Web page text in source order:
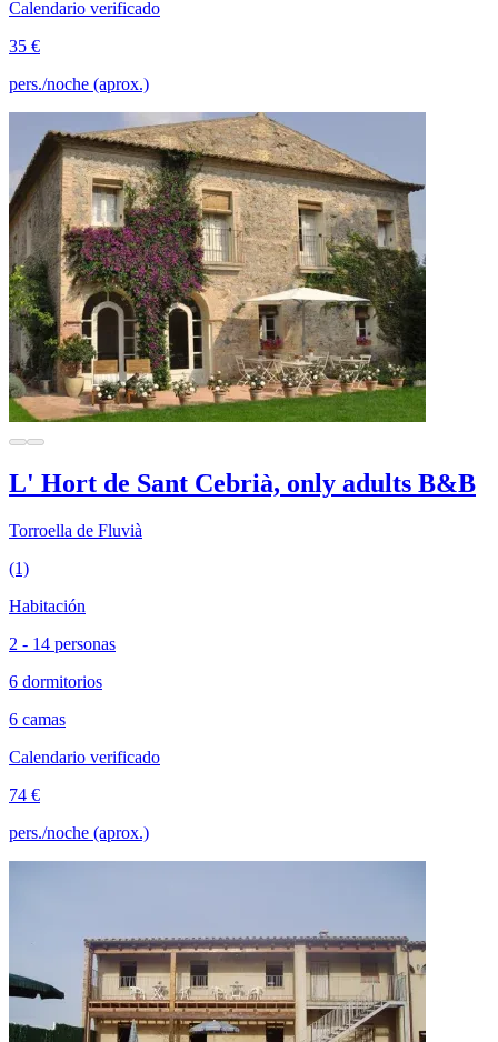
Calendario verificado
35 €
pers./noche (aprox.)
L' Hort de Sant Cebrià, only adults B&B
Torroella de Fluvià
(1)
Habitación
2 - 14 personas
6 dormitorios
6 camas
Calendario verificado
74 €
pers./noche (aprox.)